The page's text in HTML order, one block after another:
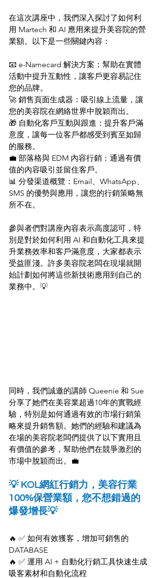
在這次講座中，我們深入探討了如何利
用 Martech 和 AI 應用來提升美容院的營
業額。以下是一些關鍵內容：
📧 e-Namecard 解決方案：幫助在實體
活動中提升互動性，讓客戶更容易記住
您的品牌。
🚀 銷售頁面生成器：吸引線上流量，讓
您的美容院在網絡世界中脫穎而出。
🎁 自動化客戶互動與跟進：提升客戶滿
意度，讓每一位客戶都感受到賓至如歸
的服務。
💼 部落格與 EDM 內容行銷：通過有價
值的內容吸引並留住客戶。
📊 分發渠道概覽：Email、WhatsApp、
SMS 的優勢與應用，讓您的行銷策略無
所不在。
參與者們對講座內容表示高度認可，特
別是對於如何利用 AI 和自動化工具來提
升業務效率和客戶滿意度，大家都表示
受益匪淺。許多美容院老闆在現場就開
始計劃如何將這些新技術應用到自己的
業務中。💡
同時，我們誠邀的講師 Queenie 和 Sue
分享了她們在美容業超過10年的實戰經
驗，特別是如何通過有效的市場行銷策
略來提升銷售額。她們的經驗和建議為
在場的美容院老闆們提供了以下實用且
有價值的參考，幫助他們在競爭激烈的
市場中脫穎而出。💼
💡 KOL網紅行銷力，美容行業
100%保營業額，您不想錯過的
爆發增長💡
🔥 ✅ 如何有效獲客，增加可銷售的
DATABASE
🔥 ✅ 運用 AI + 自動化行銷工具快速生成
吸客素材和自動化流程